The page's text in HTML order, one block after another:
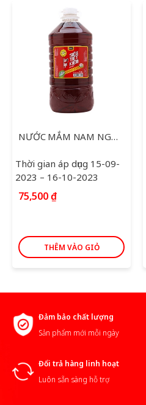
NƯỚC MẮM NAM NGƯ SIÊU TIẾT KIỆM 4.8L
Thời gian áp dụng 15-09-
2023 – 16-10-2023
75,500₫
THÊM VÀO GIỎ
Đảm bảo chất lượng
Sản phẩm mới mỗi ngày
Đổi trả hàng linh hoạt
Luôn sẵn sàng hỗ trợ